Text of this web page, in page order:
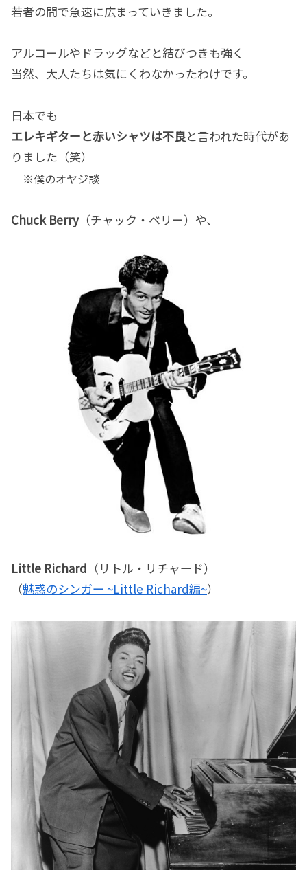
若者の間で急速に広まっていきました。
アルコールやドラッグなどと結びつきも強く
当然、大人たちは気にくわなかったわけです。
日本でも
エレキギターと赤いシャツは不良と言われた時代があ
りました（笑）
※僕のオヤジ談
Chuck Berry（チャック・ベリー）や、
Little Richard （リトル・リチャード）
（魅惑のシンガー ~Little Richard編~）